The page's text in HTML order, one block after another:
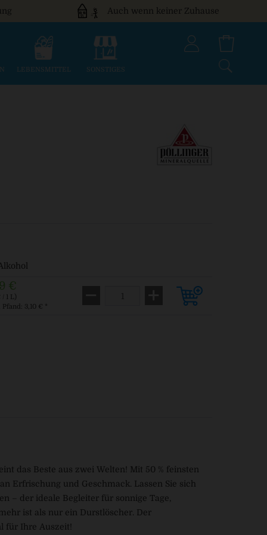
Auch wenn keiner Zuhause
LEBENSMITTEL SONSTIGES
€
1 L)
Pfand: 3,10 € *
das Beste aus zwei Welten! Mit 50 % feinsten
Erfrischung und Geschmack. Lassen Sie sich
– der ideale Begleiter für sonnige Tage,
ist als nur ein Durstlöscher. Der
für Ihre Auszeit!